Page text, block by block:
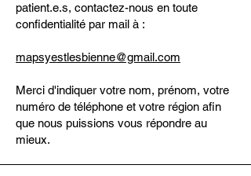
patient.e.s, contactez-nous en toute
confidentialité par mail à :
mapsyestlesbienne@gmail.com
Merci d'indiquer votre nom, prénom, votre
numéro de téléphone et votre région afin
que nous puissions vous répondre au
mieux.